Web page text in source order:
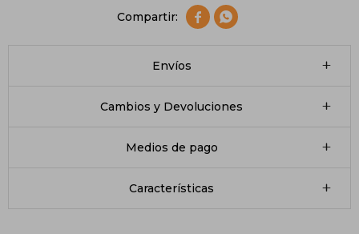
 
Envíos
Cambios y Devoluciones
Medios de pago
Características